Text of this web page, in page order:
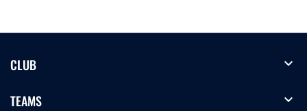
CLUB expand_more
TEAMS expand_more